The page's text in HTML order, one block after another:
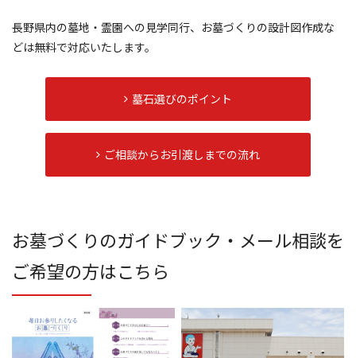
長野県内の墓地・霊園への見学同行、お墓づくりの設計図作成な
どは無料で対応いたします。
墓石選びのポイント
ご相談からお引渡しまでの流れ
お墓づくりのガイドブック・メール相談を
ご希望の方はこちら